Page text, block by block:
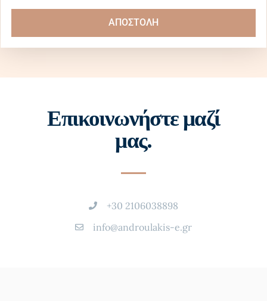
ΑΠΟΣΤΟΛΗ
Επικοινωνήστε μαζί
μας.
+30 2106038898
info@androulakis-e.gr